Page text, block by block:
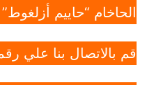
الحاخام “حاييم أزلغوط”
قم بالاتصال بنا علي